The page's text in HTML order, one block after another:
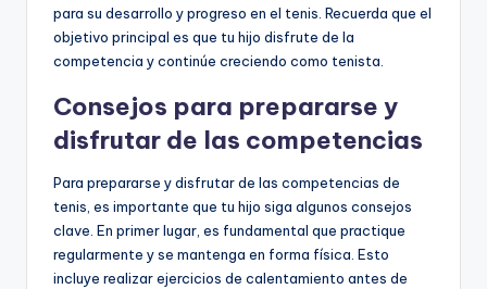
para su desarrollo y progreso en el tenis. Recuerda que el
objetivo principal es que tu hijo disfrute de la
competencia y continúe creciendo como tenista.
Consejos para prepararse y
disfrutar de las competencias
Para prepararse y disfrutar de las competencias de
tenis, es importante que tu hijo siga algunos consejos
clave. En primer lugar, es fundamental que practique
regularmente y se mantenga en forma física. Esto
incluye realizar ejercicios de calentamiento antes de